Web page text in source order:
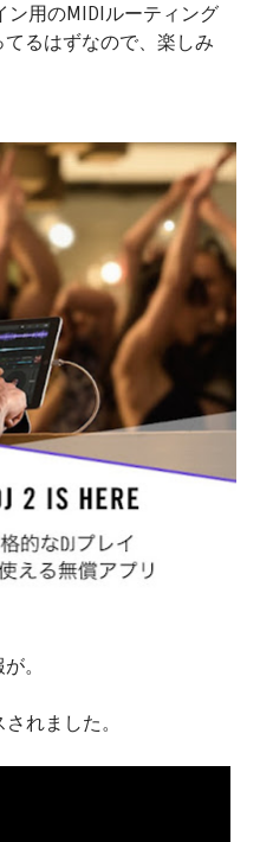
ン用のMIDIルーティング
るはずなので、楽しみ
。
れました。